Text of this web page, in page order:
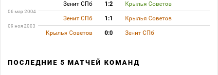
Зенит СПб 1:2 Крылья Советов
06 мар 2004
Зенит СПб 1:1 Крылья Советов
09 ноя 2003
Крылья Советов 0:0 Зенит СПб
ПОСЛЕДНИЕ 5 МАТЧЕЙ КОМАНД